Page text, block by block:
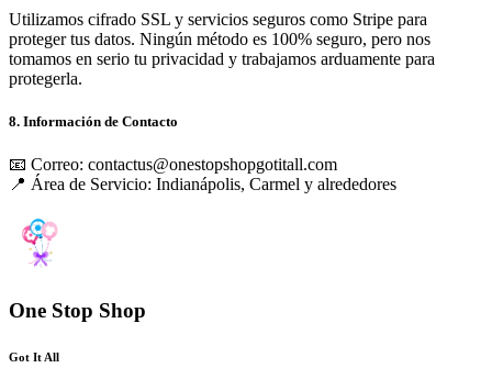
Utilizamos cifrado SSL y servicios seguros como Stripe para
proteger tus datos. Ningún método es 100% seguro, pero nos
tomamos en serio tu privacidad y trabajamos arduamente para
protegerla.
8. Información de Contacto
📧 Correo: contactus@onestopshopgotitall.com
📍 Área de Servicio: Indianápolis, Carmel y alrededores
One Stop Shop
Got It All